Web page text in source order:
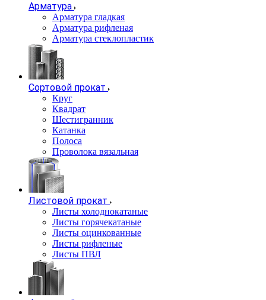
Арматура
Арматура гладкая
Арматура рифленая
Арматура стеклопластик
Сортовой прокат
Круг
Квадрат
Шестигранник
Катанка
Полоса
Проволока вязальная
Листовой прокат
Листы холоднокатаные
Листы горячекатаные
Листы оцинкованные
Листы рифленые
Листы ПВЛ